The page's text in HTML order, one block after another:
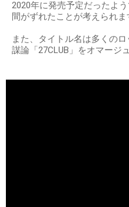
2020年に発売予定だったよ
間がずれたことが考えられま
また、タイトル名は多くの
謀論「27CLUB」をオマージ